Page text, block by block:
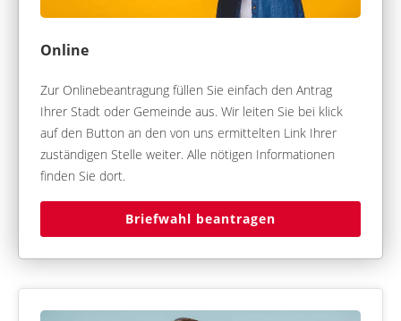
Online
Zur Onlinebeantragung füllen Sie einfach den Antrag
Ihrer Stadt oder Gemeinde aus. Wir leiten Sie bei klick
auf den Button an den von uns ermittelten Link Ihrer
zuständigen Stelle weiter. Alle nötigen Informationen
finden Sie dort.
Briefwahl beantragen